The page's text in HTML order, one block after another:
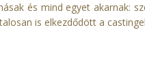
és mind egyet akarnak:
is elkezdődött a